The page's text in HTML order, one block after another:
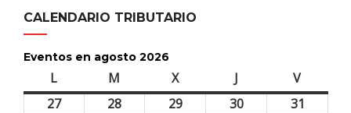
CALENDARIO TRIBUTARIO
Eventos en agosto 2026
L M Xmiércoles J Vviernes
2727
28 2929
3030
31